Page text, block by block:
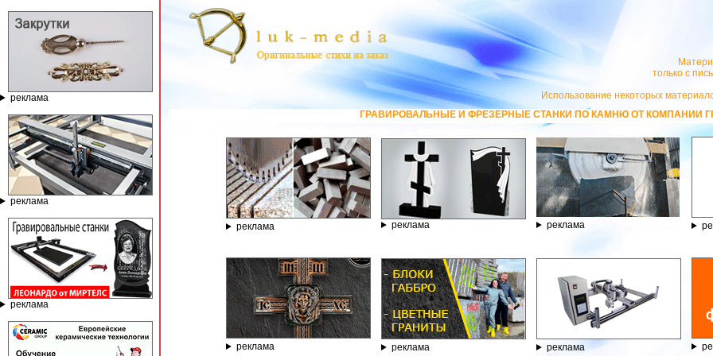
реклама
реклама
реклама
только с
Использование некоторых
ГРАВИРОВАЛЬНЫЕ И ФРЕЗЕРНЫЕ СТАНКИ ПО КАМНЮ ОТ КОМПАНИИ ГРАВЁР - ТЕЛЕФОН
реклама реклама реклама
реклама реклама реклама